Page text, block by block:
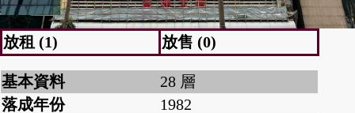
放租 (1) 放售 (0)
基本資料
28 層
落成年份
1982